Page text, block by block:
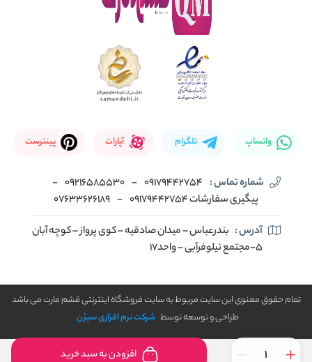
افزودن به سبد خرید
واتساپ تلگرام آپارات پینترست
شماره تماس : 09179442754
-
09216585530
-
پیگیری سفارشات 09179442754
-
07633626189
آدرس : بندرعباس – میدان صادقیه – کوی پرواز – کوچه آبان
5-مجتمع نیلوفرآبی – واحد17
تمام حقوق معنوی این سایت مربوط به سایت فروشگاه اینترنتی قشم مارت می باشد
طراحی و توسعه توسط شرکت نرم افزاری سیژن